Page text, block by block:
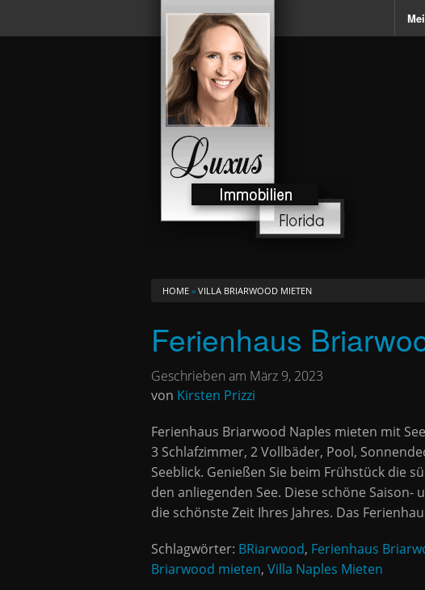
HOME » VILLA BRIARWOOD MIETEN
Ferienhaus
Geschrieben am März 9, 2023
von Kirsten Prizzi
Ferienhaus Briarwood Naples mieten mit
3 Schlafzimmer, 2 Vollbäder, Pool,
Seeblick. Genießen Sie beim Frühstück die
den anliegenden See. Diese schöne
die schönste Zeit Ihres Jahres. Das
Schlagwörter: BRiarwood, Ferienhaus
Briarwood mieten, Villa Naples Mieten